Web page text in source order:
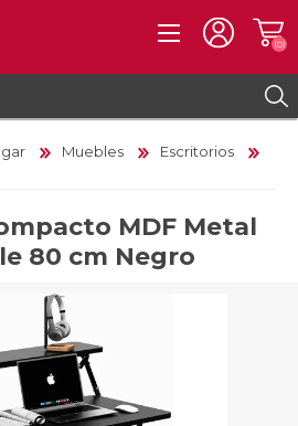
(0)
Muebles Escritorios
MDF Metal
80 cm Negro